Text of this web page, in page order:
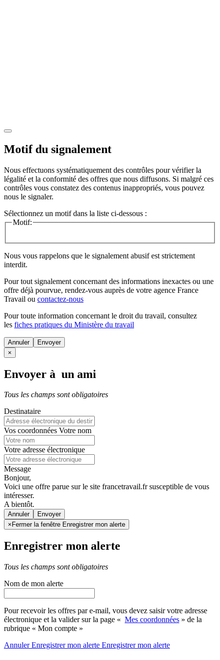
Motif du signalement
Nous effectuons systématiquement des contrôles pour vérifier la
légalité et la conformité des offres que nous diffusons. Si malgré ces
contrôles vous constatez des contenus inappropriés, vous pouvez
nous le signaler.
Sélectionnez un motif dans la liste ci-dessous :
Motif:
Nous vous rappelons que le signalement abusif est strictement
interdit.
Pour tout signalement concernant des informations inexactes ou une
offre déjà pourvue, rendez-vous auprès de votre agence France
Travail ou contactez-nous
Pour toute information concernant le droit du travail, consultez
les fiches pratiques du Ministère du travail
Annuler
×
Envoyer à un ami
Tous les champs sont obligatoires
Destinataire
Vos coordonnées Votre nom
Votre adresse électronique
Message
Bonjour,
Voici une offre parue sur le site francetravail.fr susceptible de vous
intéresser.
A bientôt.
Annuler
× Fermer la fenêtre Enregistrer mon alerte
Enregistrer mon alerte
Tous les champs sont obligatoires
Nom de mon alerte
Pour recevoir les offres par e-mail, vous devez saisir votre adresse
électronique et la valider sur la page « Mes coordonnées » de la
rubrique « Mon compte »
AnnulerEnregistrer mon alerte Enregistrermon alerte